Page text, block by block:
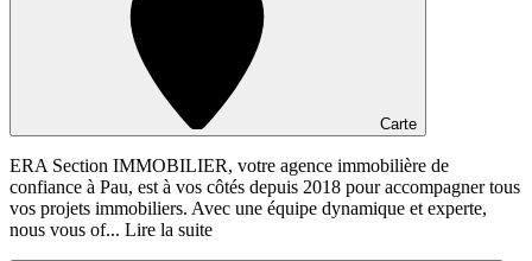
Carte
ERA Section IMMOBILIER, votre agence immobilière de
confiance à Pau, est à vos côtés depuis 2018 pour accompagner tous
vos projets immobiliers. Avec une équipe dynamique et experte,
nous vous of... Lire la suite